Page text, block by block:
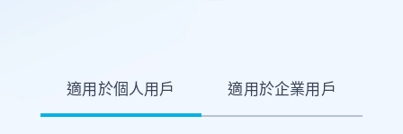
適用於個人用戶 適用於企業用戶